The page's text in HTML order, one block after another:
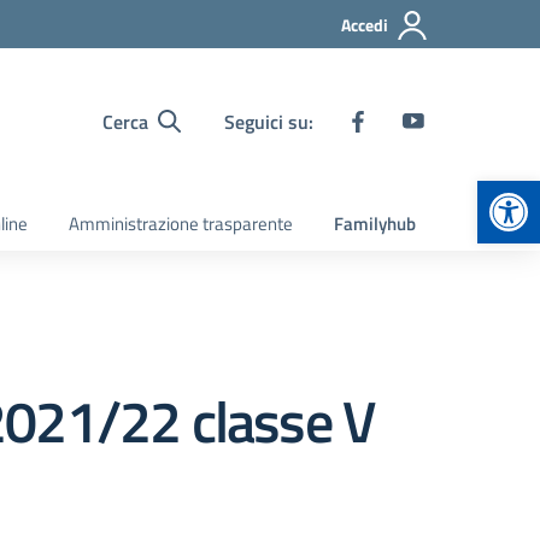
Accedi
Cerca Seguici su:
Amministrazione trasparente Familyhub
22 classe V